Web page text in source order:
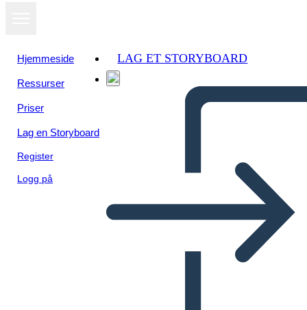
Hjemmeside
Ressurser
Priser
Lag en Storyboard
Register
Logg på
LAG ET STORYBOARD